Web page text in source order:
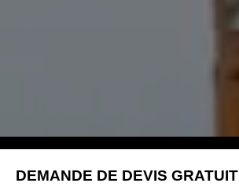
DEMANDE DE DEVIS GRATUIT